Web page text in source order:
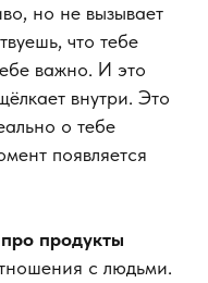
но не вызывает
что тебе
важно. И это
внутри. Это
о тебе
появляется
продукты
с людьми.